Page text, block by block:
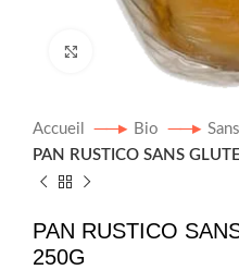
Click to enlarge
Accueil Bio
PAN RUSTICO SANS
PAN RUSTICO
250G